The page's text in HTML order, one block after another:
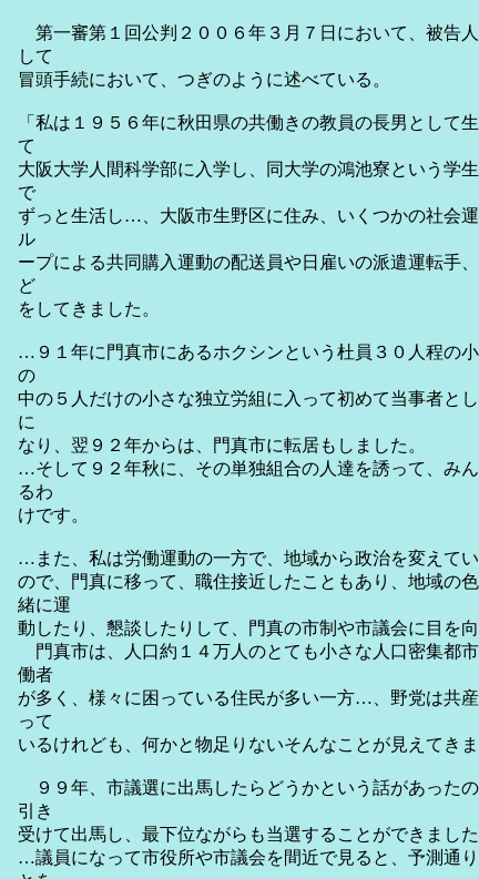
第一審第１回公判２００６年３月７日において、被告
して
冒頭手続において、つぎのように述べている。
「私は１９５６年に秋田県の共働きの教員の長男として
て
大阪大学人間科学部に入学し、同大学の鴻池寮という学
で
ずっと生活し…、大阪市生野区に住み、いくつかの社会
ル
ープによる共同購入運動の配送員や日雇いの派遣運転手
ど
をしてきました。
…９１年に門真市にあるホクシンという杜員３０人程の
の
中の５人だけの小さな独立労組に入って初めて当事者と
に
なり、翌９２年からは、門真市に転居もしました。
…そして９２年秋に、その単独組合の人達を誘って、み
るわ
けです。
…また、私は労働運動の一方で、地域から政治を変えて
ので、門真に移って、職住接近したこともあり、地域の
緒に運
動したり、懇談したりして、門真の市制や市議会に目を
門真市は、人口約１４万人のとても小さな人口密集都
働者
が多く、様々に困っている住民が多い一方…、野党は共
って
いるけれども、何かと物足りないそんなことが見えてきま
９９年、市議選に出馬したらどうかという話があった
引き
受けて出馬し、最下位ながらも当選することができました
…議員になって市役所や市議会を間近で見ると、予測通